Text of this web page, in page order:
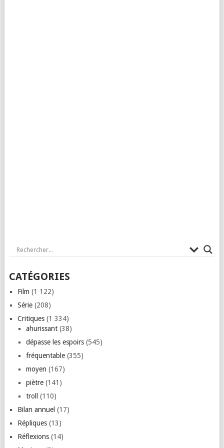
CATÉGORIES
Film (1 122)
Série(208)
Critiques(1 334)
ahurissant(38)
dépasse les espoirs(545)
fréquentable(355)
moyen (167)
piètre(141)
troll
(110)
Bilan annuel (17)
Répliques(13)
Réflexions(14)